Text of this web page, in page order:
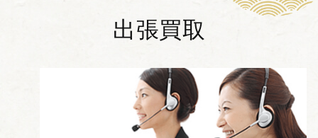
出張買取